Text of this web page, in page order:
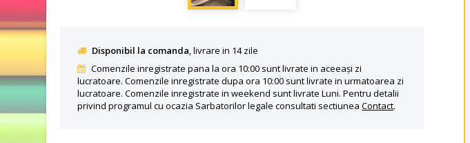
Disponibil la comanda, livrare in 14 zile
Comenzile inregistrate pana la ora 10:00 sunt livrate in aceeași zi
lucratoare. Comenzile inregistrate dupa ora 10:00 sunt livrate in urmatoarea zi
lucratoare. Comenzile inregistrate in weekend sunt livrate Luni. Pentru detalii
privind programul cu ocazia Sarbatorilor legale consultati sectiuneaContact.